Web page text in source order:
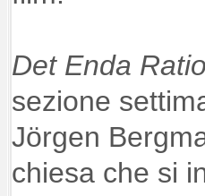
Det Enda
sezione
Jörgen
chiesa che si